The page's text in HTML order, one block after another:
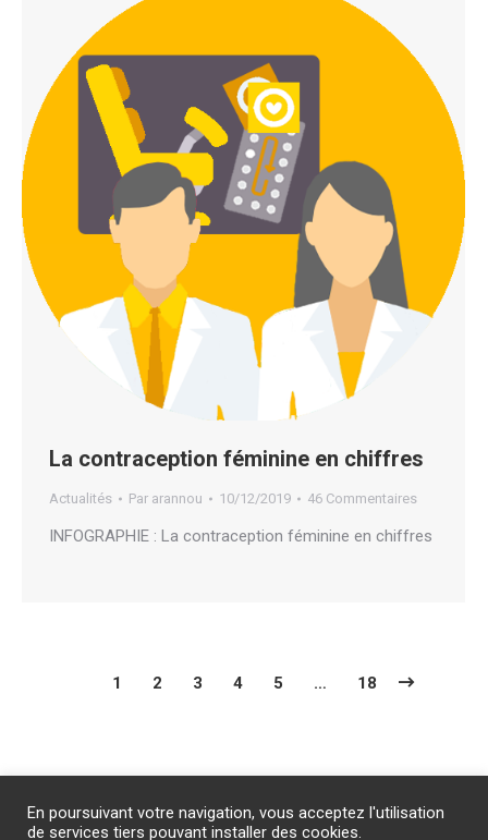
La contraception féminine en chiffres
Actualités Par arannou 10/12/2019 46 Commentaires
INFOGRAPHIE : La contraception féminine en chiffres
1 2 3 4 5 … 18
PROTECTION DES DONNEES PERSONNELLES
En poursuivant votre navigation, vous acceptez l'utilisation
de services tiers pouvant installer des cookies.